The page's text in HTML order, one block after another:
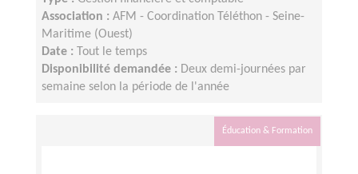
Association : AFM - Coordination Téléthon - Seine-
Maritime (Ouest)
Date :
Tout le temps
Disponibilité demandée : Deux demi-journées par
semaine selon la période de l'année
Éducation & Formation